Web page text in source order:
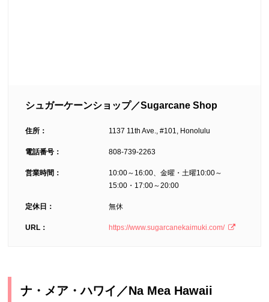
シュガーケーンショップ／Sugarcane Shop
住所： 1137 11th Ave., #101, Honolulu
電話番号： 808-739-2263
営業時間：
10:00～16:00、金曜・土曜10:00～
15:00・17:00～20:00
定休日： 無休
URL： https://www.sugarcanekaimuki.com/
ナ・メア・ハワイ／Na Mea Hawaii